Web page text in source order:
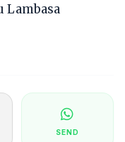
Lambasa
SEND